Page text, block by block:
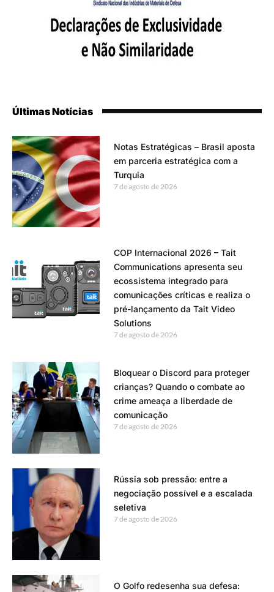
Últimas Notícias
Notas Estratégicas – Brasil aposta
em parceria estratégica com a
Turquia
7 de agosto de 2026
COP Internacional 2026 – Tait
Communications apresenta seu
ecossistema integrado para
comunicações críticas e realiza o
pré-lançamento da Tait Video
Solutions
7 de agosto de 2026
Bloquear o Discord para proteger
crianças? Quando o combate ao
crime ameaça a liberdade de
comunicação
7 de agosto de 2026
Rússia sob pressão: entre a
negociação possível e a escalada
seletiva
7 de agosto de 2026
O Golfo redesenha sua defesa: